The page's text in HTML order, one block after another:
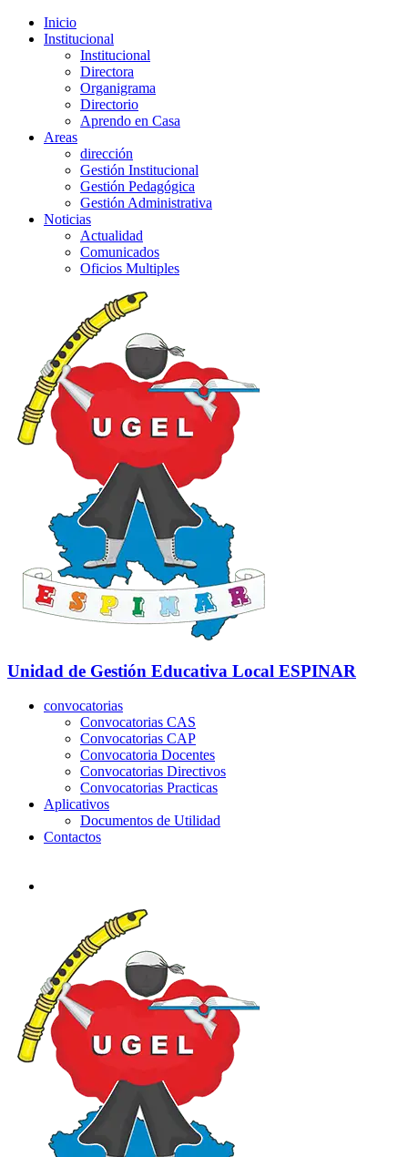
Inicio
Institucional
Institucional
Directora
Organigrama
Directorio
Aprendo en Casa
Areas
dirección
Gestión Institucional
Gestión Pedagógica
Gestión Administrativa
Noticias
Actualidad
Comunicados
Oficios Multiples
Unidad de Gestión Educativa Local ESPINAR
convocatorias
Convocatorias CAS
Convocatorias CAP
Convocatoria Docentes
Convocatorias Directivos
Convocatorias Practicas
Aplicativos
Documentos de Utilidad
Contactos